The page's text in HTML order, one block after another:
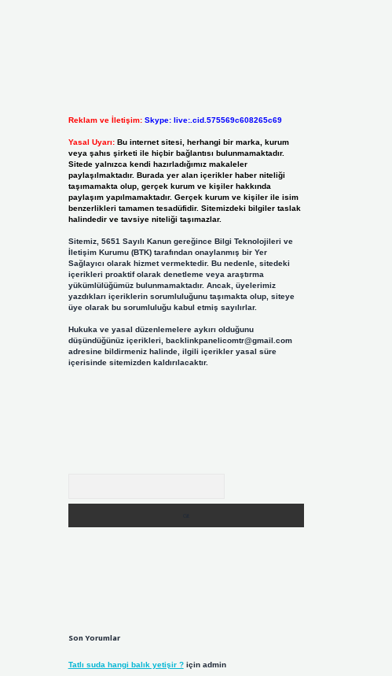
Reklam ve İletişim: Skype: live:.cid.575569c608265c69
Yasal Uyarı: Bu internet sitesi, herhangi bir marka, kurum
veya şahıs şirketi ile hiçbir bağlantısı bulunmamaktadır.
Sitede yalnızca kendi hazırladığımız makaleler
paylaşılmaktadır. Burada yer alan içerikler haber niteliği
taşımamakta olup, gerçek kurum ve kişiler hakkında
paylaşım yapılmamaktadır. Gerçek kurum ve kişiler ile isim
benzerlikleri tamamen tesadüfidir. Sitemizdeki bilgiler taslak
halindedir ve tavsiye niteliği taşımazlar.
Sitemiz, 5651 Sayılı Kanun gereğince Bilgi Teknolojileri ve
İletişim Kurumu (BTK) tarafından onaylanmış bir Yer
Sağlayıcı olarak hizmet vermektedir. Bu nedenle, sitedeki
içerikleri proaktif olarak denetleme veya araştırma
yükümlülüğümüz bulunmamaktadır. Ancak, üyelerimiz
yazdıkları içeriklerin sorumluluğunu taşımakta olup, siteye
üye olarak bu sorumluluğu kabul etmiş sayılırlar.
Hukuka ve yasal düzenlemelere aykırı olduğunu
düşündüğünüz içerikleri, backlinkpanelicomtr@gmail.com
adresine bildirmeniz halinde, ilgili içerikler yasal süre
içerisinde sitemizden kaldırılacaktır.
Son Yorumlar
Tatlı suda hangi balık yetişir ?için admin